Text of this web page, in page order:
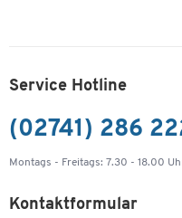
Service Hotline
(02741) 286
Montags - Freitags: 7.30 - 18.00
Kontaktformular